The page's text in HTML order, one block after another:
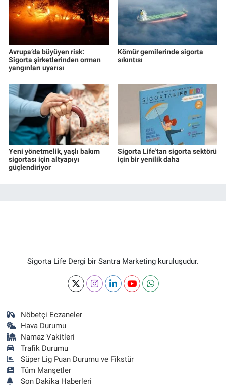
Avrupa’da büyüyen risk:
Sigorta şirketlerinden orman
yangınları uyarısı
Kömür gemilerinde sigorta
sıkıntısı
Yeni yönetmelik, yaşlı bakım
sigortası için altyapıyı
güçlendiriyor
Sigorta Life'tan sigorta sektörü
için bir yenilik daha
Sigorta Life Dergi bir Santra Marketing kuruluşudur.
Nöbetçi Eczaneler
Hava Durumu
Namaz Vakitleri
Trafik Durumu
Süper Lig Puan Durumu ve Fikstür
Tüm Manşetler
Son Dakika Haberleri